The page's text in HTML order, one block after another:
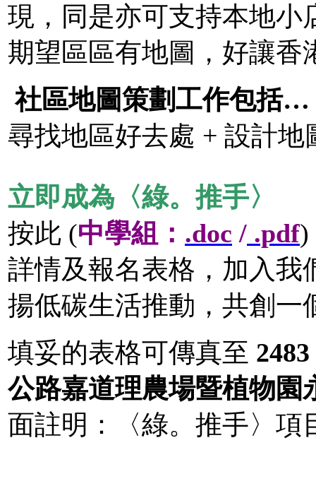
現，同是亦可支持本地小
期望區區有地圖，好讓香
社區地圖策劃工作包括…
尋找地區好去處 + 設計
立即成為〈綠。推手〉
按此 (中學組： .doc / .pdf)
詳情及報名表格，加入我
揚低碳生活推動，共創一
填妥的表格可傳真至
公路嘉道理農場暨植物園
面註明：〈綠。推手〉項